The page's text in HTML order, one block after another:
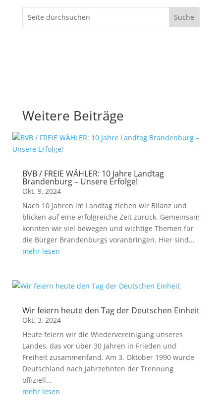
Weitere Beiträge
BVB / FREIE WÄHLER: 10 Jahre Landtag
Brandenburg – Unsere Erfolge!
Okt. 9, 2024
Nach 10 Jahren im Landtag ziehen wir Bilanz und
blicken auf eine erfolgreiche Zeit zurück. Gemeinsam
konnten wir viel bewegen und wichtige Themen für
die Bürger Brandenburgs voranbringen. Hier sind...
mehr lesen
Wir feiern heute den Tag der Deutschen Einheit
Okt. 3, 2024
Heute feiern wir die Wiedervereinigung unseres
Landes, das vor über 30 Jahren in Frieden und
Freiheit zusammenfand. Am 3. Oktober 1990 wurde
Deutschland nach Jahrzehnten der Trennung
offiziell...
mehr lesen